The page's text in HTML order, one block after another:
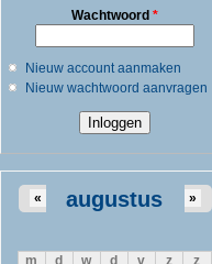
Wachtwoord *
Nieuw account aanmaken
Nieuw wachtwoord aanvragen
augustus
« »
m d w d v z
z